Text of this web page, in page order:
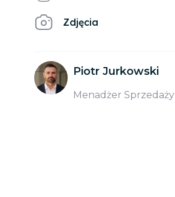
Zdjęcia
Piotr Jurkowski
Menadżer Sprzedaży